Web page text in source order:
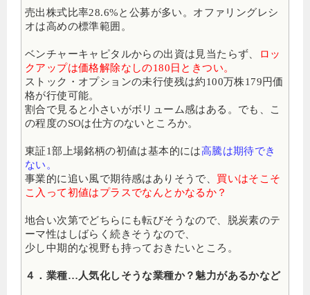
売出株式比率28.6%と公募が多い 。オファリングレシ
オは高めの標準範囲。
ベンチャーキャピタルからの出資は見当たらず、
ロッ
クアップは価格解除なしの180日ときつい。
ストック・オプションの未行使残は約100万株179円価
格が行使可能。
割合で見ると小さいがボリューム感はある。でも、こ
の程度のSOは仕方のないところか。
東証1部上場銘柄の初値は基本的には高騰は期待でき
ない。
事業的に追い風で期待感はありそうで、 買いはそこそ
こ入って初値はプラスでなんとかなるか？
地合い次第でどちらにも転びそうなので、脱炭素のテ
ーマ性はしばらく続きそうなので、
少し中期的な視野も持っておきたいところ。
４．業種…人気化しそうな業種か？魅力があるかなど